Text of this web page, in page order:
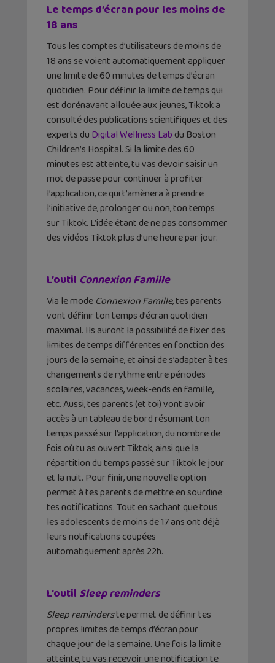
Le temps d’écran pour les moins de
18 ans
Tous les comptes d’utilisateurs de moins de
18 ans se voient automatiquement appliquer
une limite de 60 minutes de temps d’écran
quotidien. Pour définir la limite de temps qui
est dorénavant allouée aux jeunes, Tiktok a
consulté des publications scientifiques et des
experts du Digital Wellness Lab du Boston
Children’s Hospital. Si la limite des 60
minutes est atteinte, tu vas devoir saisir un
mot de passe pour continuer à profiter
l’application, ce qui t’amènera à prendre
l’initiative de, prolonger ou non, ton temps
sur Tiktok. L’idée étant de ne pas consommer
des vidéos Tiktok plus d’une heure par jour.
L’outil Connexion Famille
Via le mode Connexion Famille, tes parents
vont définir ton temps d’écran quotidien
maximal. Ils auront la possibilité de fixer des
limites de temps différentes en fonction des
jours de la semaine, et ainsi de s’adapter à tes
changements de rythme entre périodes
scolaires, vacances, week-ends en famille,
etc. Aussi, tes parents (et toi) vont avoir
accès à un tableau de bord résumant ton
temps passé sur l’application, du nombre de
fois où tu as ouvert Tiktok, ainsi que la
répartition du temps passé sur Tiktok le jour
et la nuit. Pour finir, une nouvelle option
permet à tes parents de mettre en sourdine
tes notifications. Tout en sachant que tous
les adolescents de moins de 17 ans ont déjà
leurs notifications coupées
automatiquement après 22h.
L’outil Sleep reminders
Sleep reminderste permet de définir tes
propres limites de temps d’écran pour
chaque jour de la semaine. Une fois la limite
atteinte, tu vas recevoir une notification te